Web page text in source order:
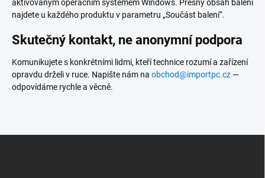
aktivovaným operačním systémem Windows. Přesný obsah balení
najdete u každého produktu v parametru „Součást balení“.
Skutečný kontakt, ne anonymní podpora
Komunikujete s konkrétními lidmi, kteří technice rozumí a zařízení
opravdu drželi v ruce. Napište nám na obchod@importpc.cz —
odpovídáme rychle a věcně.